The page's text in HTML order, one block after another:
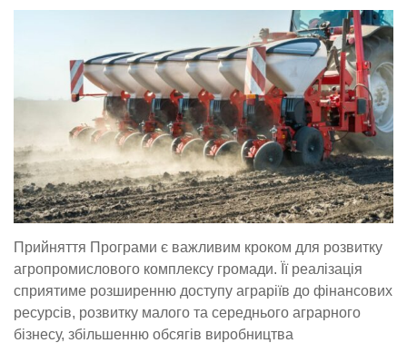
Прийняття Програми є важливим кроком для розвитку
агропромислового комплексу громади. Її реалізація
сприятиме розширенню доступу аграріїв до фінансових
ресурсів, розвитку малого та середнього аграрного
бізнесу, збільшенню обсягів виробництва